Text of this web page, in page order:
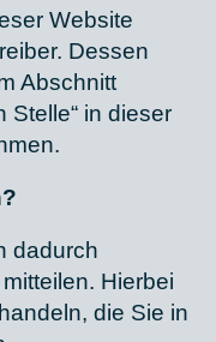
Website
Dessen
Abschnitt
Stelle“ in dieser
dadurch
Hierbei
die Sie in